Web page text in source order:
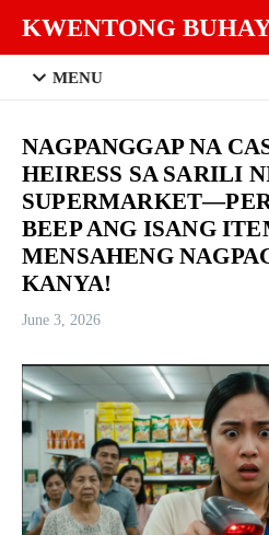
KWENTONG
MENU
NAGPANGGAP NA
HEIRESS SA SARILI
BEEP ANG ISANG
MENSAHENG
KANYA!
June 3, 2026